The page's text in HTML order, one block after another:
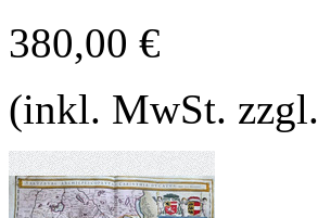
380,00 €
(inkl. MwSt. zzgl.